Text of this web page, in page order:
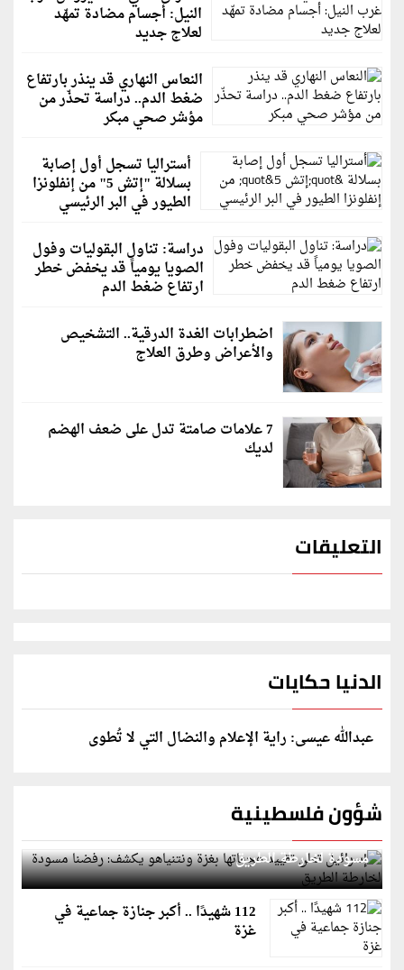
النيل: أجسام مضادة تمهّد
لعلاج جديد
النعاس النهاري قد ينذر بارتفاع
ضغط الدم.. دراسة تحذّر من
مؤشر صحي مبكر
أستراليا تسجل أول إصابة
بسلالة "إتش 5" من إنفلونزا
الطيور في البر الرئيسي
دراسة: تناول البقوليات وفول
الصويا يومياً قد يخفض خطر
ارتفاع ضغط الدم
اضطرابات الغدة الدرقية.. التشخيص
والأعراض وطرق العلاج
7 علامات صامتة تدل على ضعف الهضم
لديك
التعليقات
الدنيا حكايات
عبدالله عيسى: راية الإعلام والنضال التي لا تُطوى
شؤون فلسطينية
إسرائيل تعلن تقييد هجماتها بغزة ونتنياهو يكشف: رفضنا
مسودة لخارطة الطريق
112 شهيدًا .. أكبر جنازة جماعية في
غزة